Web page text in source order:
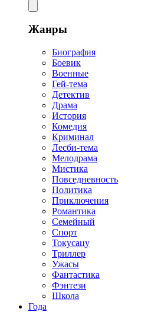
Жанры
Биография
Боевик
Военные
Гей-тема
Детектив
Драма
История
Комедия
Криминал
Лесби-тема
Мелодрама
Мистика
Повседневность
Политика
Приключения
Романтика
Семейный
Спорт
Токусацу
Триллер
Ужасы
Фантастика
Фэнтези
Школа
Года